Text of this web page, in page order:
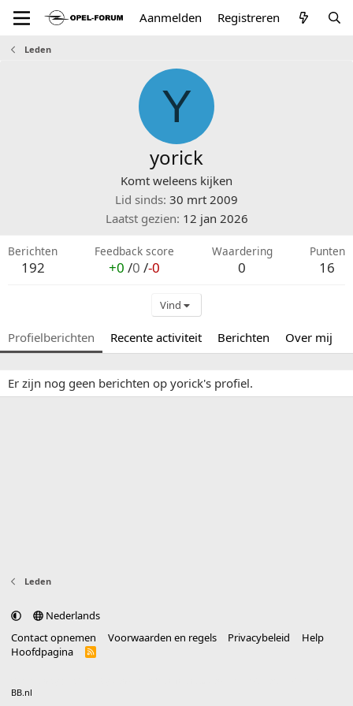
Aanmelden Registreren
Leden
Y
yorick
Komt weleens kijken
Lid sinds 30 mrt 2009
Laatst gezien 12 jan 2026
Berichten
192
Feedback score
+0 /0 /-0
Waardering
0
Punten
16
Vind
Profielberichten Recente activiteit Berichten Over mij
Er zijn nog geen berichten op yorick's profiel.
Leden
Nederlands
Contact opnemen
Voorwaarden en regels Privacybeleid
Help
Hoofdpagina
R
BB.nl